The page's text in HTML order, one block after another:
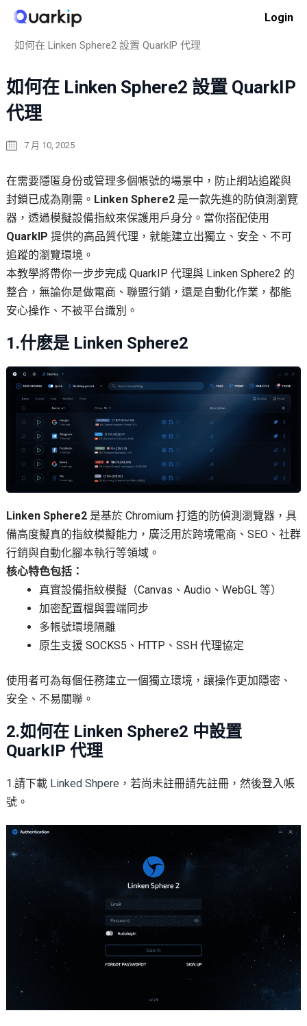
Skip
content
Login
代理集成
如何在 Linken Sphere2 設置 QuarkIP 代理
如何在 Linken Sphere2 設置 QuarkIP
代理
7 月 10, 2025
在需要隱匿身份或管理多個帳號的場景中，防止網站追蹤與
封鎖已成為剛需。 Linken Sphere2是一款先進的防偵測瀏覽
器，透過模擬設備指紋來保護用戶身分。當你搭配使用
QuarkIP 提供的高品質代理，就能建立出獨立、安全、不可
追蹤的瀏覽環境。
本教學將帶你一步步完成 QuarkIP 代理與 Linken Sphere2 的
整合，無論你是做電商、聯盟行銷，還是自動化作業，都能
安心操作、不被平台識別。
1.什麽是 Linken Sphere2
Linken Sphere2是基於 Chromium 打造的防偵測瀏覽器，具
備高度擬真的指紋模擬能力，廣泛用於跨境電商、SEO、社群
行銷與自動化腳本執行等領域。
核心特色包括：
真實設備指紋模擬（Canvas、Audio、WebGL 等）
加密配置檔與雲端同步
多帳號環境隔離
原生支援 SOCKS5、HTTP、SSH 代理協定
使用者可為每個任務建立一個獨立環境，讓操作更加隱密、
安全、不易關聯。
2.如何在 Linken Sphere2 中設置
QuarkIP 代理
1.請下載 Linked Shpere ，若尚未註冊請先註冊，然後登入帳
號。